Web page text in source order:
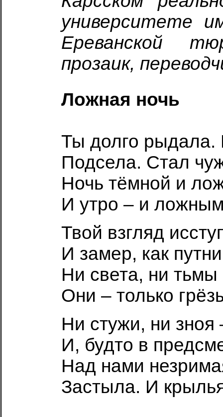
университете
Ереванской
прозаик,
Ложная ночь
Ты долго рыдала.
Подсела. Стал
Ночь тёмной и
И утро – и
Твой взгляд
И замер, как
Ни света, ни тьмы
Они – только
Ни стужи, ни
И, будто в
Над нами
Застыла. И